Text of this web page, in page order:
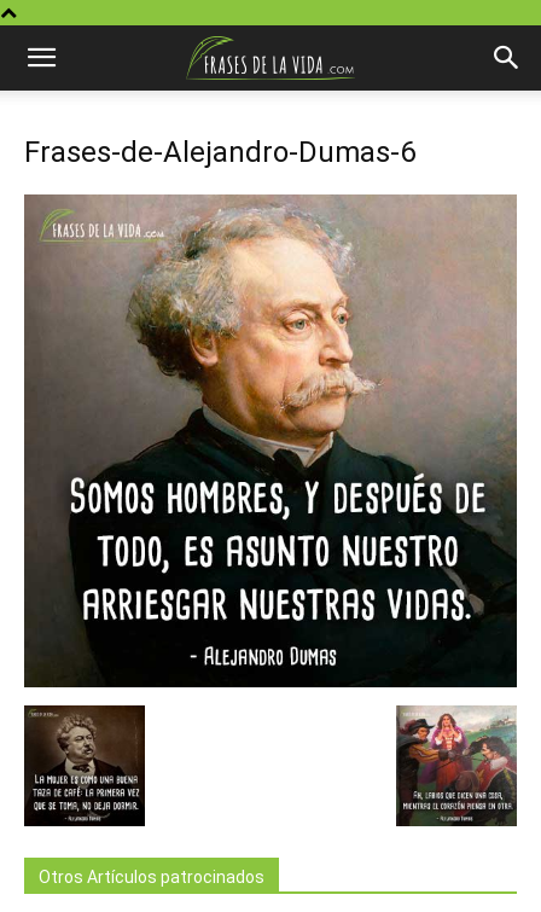
Frases-de-Alejandro-Dumas-6
Otros Artículos patrocinados